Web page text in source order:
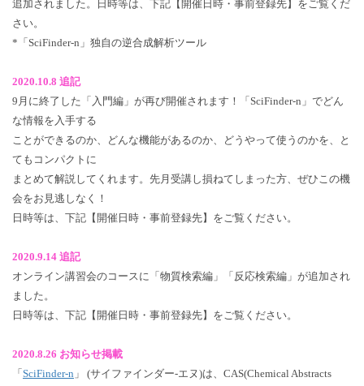
追加されました。日時等は、下記【開催日時・事前登録先】をご覧くだ
さい。
*「SciFinder-n」独自の逆合成解析ツール
2020.10.8 追記
9月に終了した「入門編」が再び開催されます！「SciFinder-n」でどん
な情報を入手する
ことができるのか、どんな機能があるのか、どうやって使うのかを、と
てもコンパクトに
まとめて解説してくれます。先月受講し損ねてしまった方、ぜひこの機
会をお見逃しなく！
日時等は、下記【開催日時・事前登録先】をご覧ください。
2020.9.14 追記
オンライン講習会のコースに「物質検索編」「反応検索編」が追加され
ました。
日時等は、下記【開催日時・事前登録先】をご覧ください。
2020.8.26 お知らせ掲載
「SciFinder-n 」 (サイファインダー-エヌ)は、CAS(Chemical Abstracts